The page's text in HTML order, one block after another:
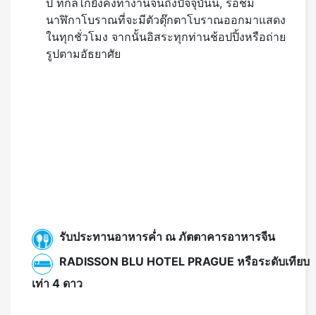
ปี ที่กลไกยังคงทำงานจนถึงปัจจุบันนี้, รอชม
นาฬิกาโบราณที่จะมีตัวตุ๊กตาโบราณออกมาแสดง
ในทุกชั่วโมง จากนั้นอิสระทุกท่านช้อปปิ้งหรือถ่าย
รูปตามอัธยาศัย
รับประทานอาหารค่ำ ณ ภัตตาคารอาหารจีน
RADISSON BLU HOTEL PRAGUE หรือระดับเทียบ
เท่า 4 ดาว